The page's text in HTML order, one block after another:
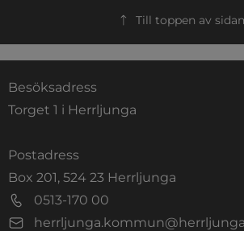
Till toppen av sidan
Besöksadress
Torget 1 i Herrljunga
Postadress
Box 201, 524 23 Herrljunga
0513-170 00